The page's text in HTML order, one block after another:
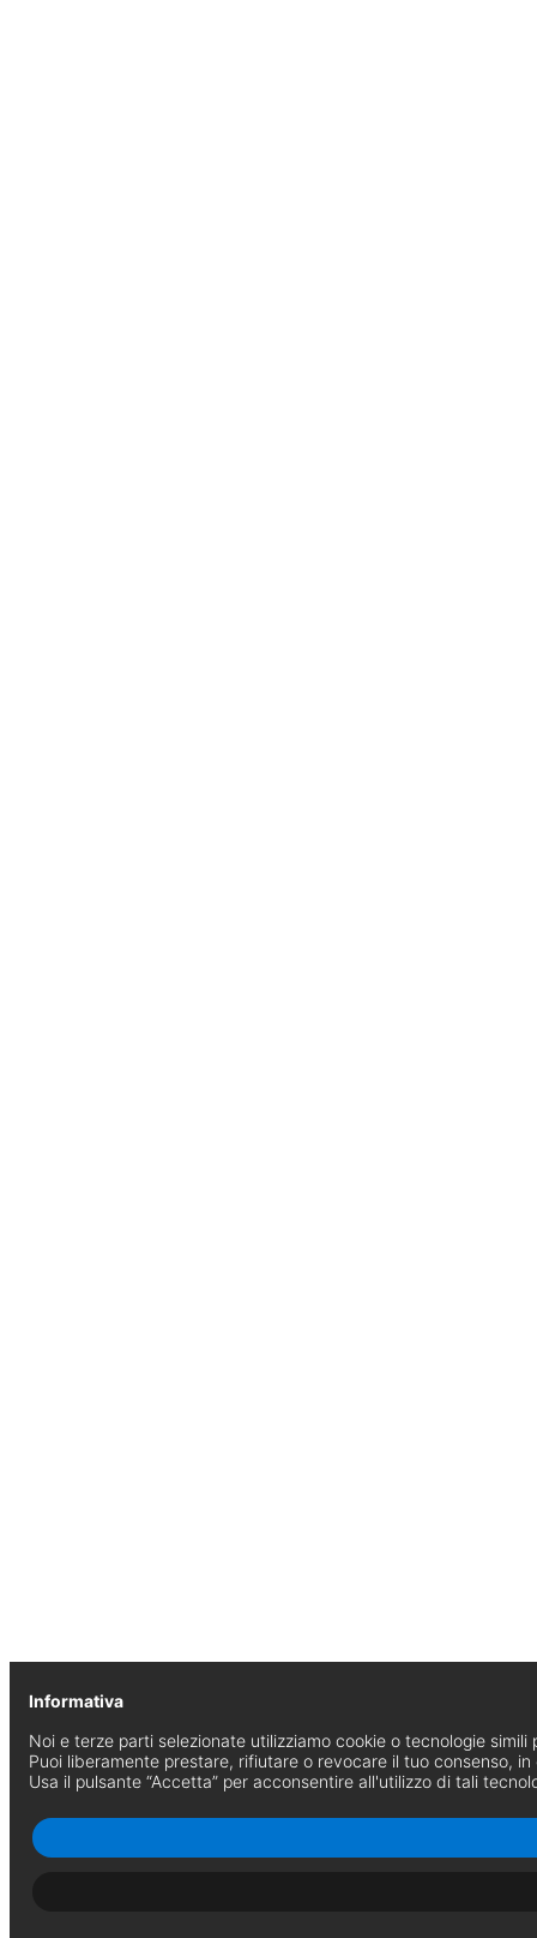
Informativa
Noi e terze parti selezionate utilizziamo cookie o tecnologie
Puoi liberamente prestare, rifiutare o revocare il tuo consenso, in
Usa il pulsante “Accetta” per acconsentire all'utilizzo di tali